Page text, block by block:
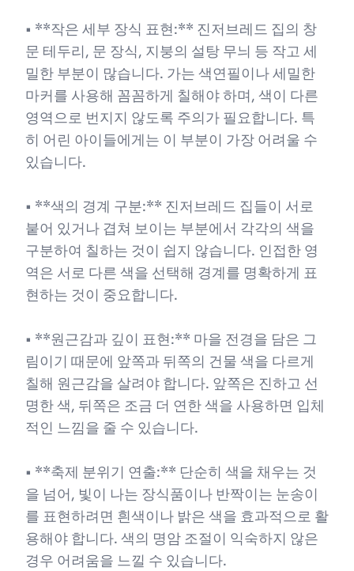
• **작은 세부 장식 표현:** 진저브레드 집의 창
문 테두리, 문 장식, 지붕의 설탕 무늬 등 작고 세
밀한 부분이 많습니다. 가는 색연필이나 세밀한
마커를 사용해 꼼꼼하게 칠해야 하며, 색이 다른
영역으로 번지지 않도록 주의가 필요합니다. 특
히 어린 아이들에게는 이 부분이 가장 어려울 수
있습니다.
• **색의 경계 구분:** 진저브레드 집들이 서로
붙어 있거나 겹쳐 보이는 부분에서 각각의 색을
구분하여 칠하는 것이 쉽지 않습니다. 인접한 영
역은 서로 다른 색을 선택해 경계를 명확하게 표
현하는 것이 중요합니다.
• **원근감과 깊이 표현:** 마을 전경을 담은 그
림이기 때문에 앞쪽과 뒤쪽의 건물 색을 다르게
칠해 원근감을 살려야 합니다. 앞쪽은 진하고 선
명한 색, 뒤쪽은 조금 더 연한 색을 사용하면 입체
적인 느낌을 줄 수 있습니다.
• **축제 분위기 연출:** 단순히 색을 채우는 것
을 넘어, 빛이 나는 장식품이나 반짝이는 눈송이
를 표현하려면 흰색이나 밝은 색을 효과적으로 활
용해야 합니다. 색의 명암 조절이 익숙하지 않은
경우 어려움을 느낄 수 있습니다.